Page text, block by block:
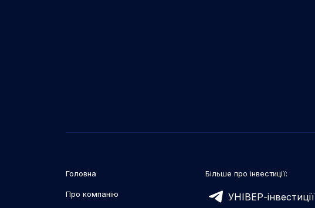
Головна
Про компанію
Більше про інвестиції:
УНІВЕР-інвестиції